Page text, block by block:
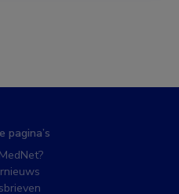
pagina’s